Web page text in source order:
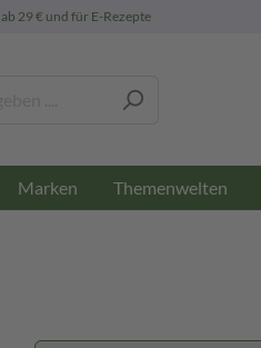
ab 29 € und für E-Rezepte
Marken Themenwelten